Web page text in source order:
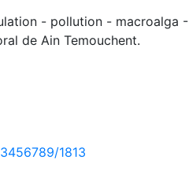
- pollution - macroalga -
de Ain Temouchent.
1813